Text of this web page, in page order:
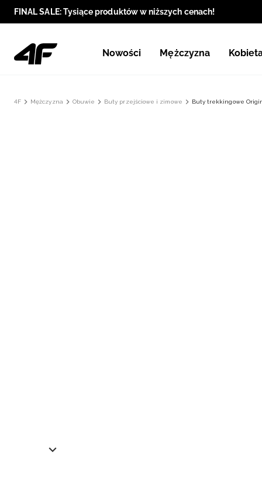
FINAL SALE: Tysiące produktów w niższych cenach!
Nowości Mężczyzna
4F Mężczyzna Obuwie Buty przejściowe i zimowe Buty trekkingowe